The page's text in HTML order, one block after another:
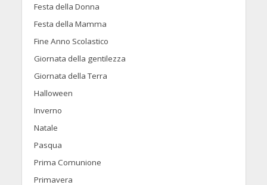
Festa della Donna
Festa della Mamma
Fine Anno Scolastico
Giornata della gentilezza
Giornata della Terra
Halloween
Inverno
Natale
Pasqua
Prima Comunione
Primavera